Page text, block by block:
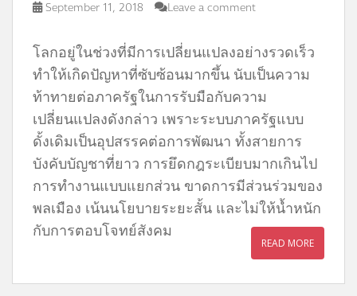
September 11, 2018 Leave a comment
โลกอยู่ในช่วงที่มีการเปลี่ยนแปลงอย่างรวดเร็ว
ทำให้เกิดปัญหาที่ซับซ้อนมากขึ้น นับเป็นความ
ท้าทายต่อภาครัฐในการรับมือกับความ
เปลี่ยนแปลงดังกล่าว เพราะระบบภาครัฐแบบ
ดั้งเดิมเป็นอุปสรรคต่อการพัฒนา ทั้งสายการ
บังคับบัญชาที่ยาว การยึดกฎระเบียบมากเกินไป
การทำงานแบบแยกส่วน ขาดการมีส่วนร่วมของ
พลเมือง เน้นนโยบายระยะสั้น และไม่ให้น้ำหนัก
กับการตอบโจทย์สังคม
READ MORE